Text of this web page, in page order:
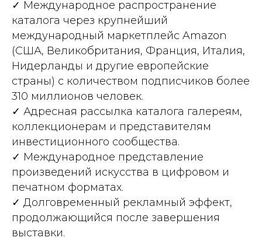
✓ Международное распространение
каталога через крупнейший
международный маркетплейс Amazon
(США, Великобритания, Франция, Италия,
Нидерланды и другие европейские
страны) с количеством подписчиков более
310 миллионов человек.
✓ Адресная рассылка каталога галереям,
коллекционерам и представителям
инвестиционного сообщества.
✓ Международное представление
произведений искусства в цифровом и
печатном форматах.
✓ Долговременный рекламный эффект,
продолжающийся после завершения
выставки.